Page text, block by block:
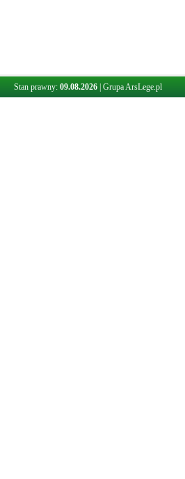
Stan prawny: 09.08.2026 Grupa ArsLege.pl